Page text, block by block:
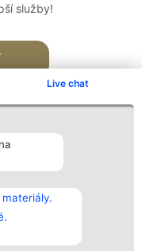
Live chat
služby!
Kontakt